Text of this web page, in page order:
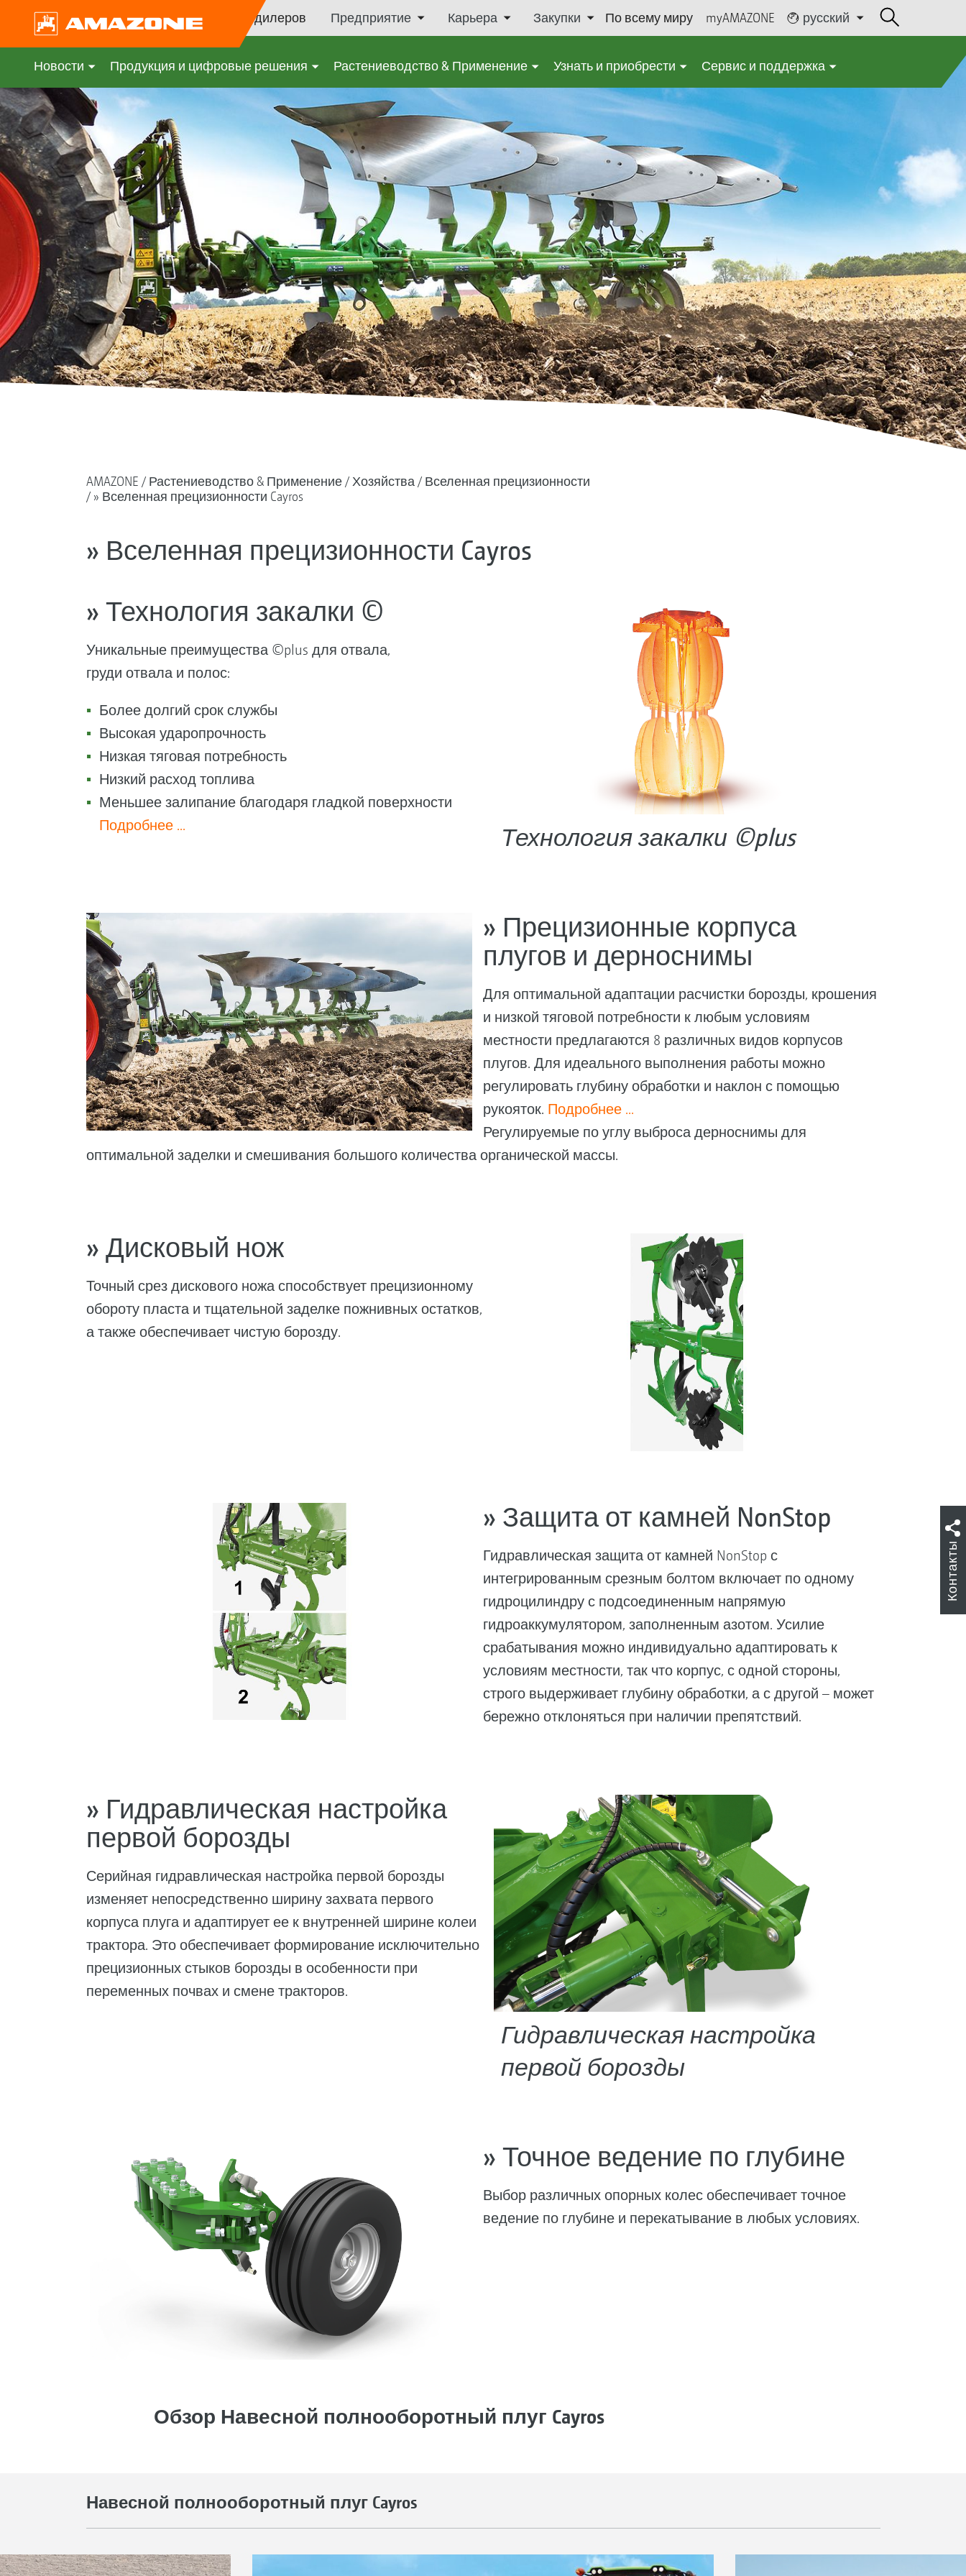
Поиск дилеров Предприятие Карьера Закупки По всему миру myAMAZONE русский
Новости Продукция и цифровые решения Растениеводство & Применение Узнать и приобрести Сервис и поддержка
AMAZONE Растениеводство & Применение Хозяйства
Вселенная прецизионности
» Вселенная прецизионности Cayros
» Вселенная прецизионности Cayros
Технология закалки ©plus
» Технология закалки ©
Уникальные преимущества ©plus для отвала,
груди отвала и полос:
Более долгий срок службы
Высокая ударопрочность
Низкая тяговая потребность
Низкий расход топлива
Меньшее залипание благодаря гладкой поверхности
Подробнее ...
» Прецизионные корпуса
плугов и дерноснимы
Для оптимальной адаптации расчистки борозды, крошения
и низкой тяговой потребности к любым условиям
местности предлагаются 8 различных видов корпусов
плугов. Для идеального выполнения работы можно
регулировать глубину обработки и наклон с помощью
рукояток. Подробнее ...
Регулируемые по углу выброса дерноснимы для
оптимальной заделки и смешивания большого количества органической массы.
» Дисковый нож
Точный срез дискового ножа способствует прецизионному
обороту пласта и тщательной заделке пожнивных остатков,
а также обеспечивает чистую борозду.
» Защита от камней NonStop
Гидравлическая защита от камней NonStop с
интегрированным срезным болтом включает по одному
гидроцилиндру с подсоединенным напрямую
гидроаккумулятором, заполненным азотом. Усилие
срабатывания можно индивидуально адаптировать к
условиям местности, так что корпус, с одной стороны,
строго выдерживает глубину обработки, а с другой – может
бережно отклоняться при наличии препятствий.
Гидравлическая настройка
первой борозды
» Гидравлическая настройка
первой борозды
Серийная гидравлическая настройка первой борозды
изменяет непосредственно ширину захвата первого
корпуса плуга и адаптирует ее к внутренней ширине колеи
трактора. Это обеспечивает формирование исключительно
прецизионных стыков борозды в особенности при
переменных почвах и смене тракторов.
» Точное ведение по глубине
Выбор различных опорных колес обеспечивает точное
ведение по глубине и перекатывание в любых условиях.
Обзор Навесной полнооборотный плуг Cayros
Навесной полнооборотный плуг Cayros
Контакты